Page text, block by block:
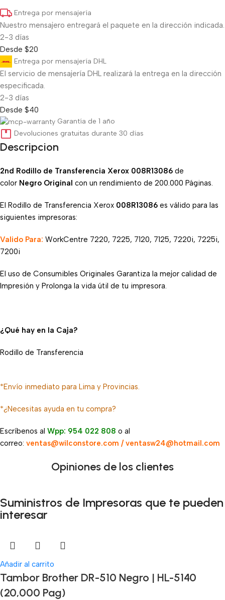
Entrega por mensajería
Nuestro mensajero entregará el paquete en la dirección indicada.
2-3 días
Desde $20
Entrega por mensajería DHL
El servicio de mensajería DHL realizará la entrega en la dirección
especificada.
2-3 días
Desde $40
Garantía de 1 año
Devoluciones gratuitas durante 30 días
Descripcion
2nd Rodillo de Transferencia Xerox 008R13086 de
color Negro Original con un rendimiento de 200.000 Páginas.
El Rodillo de Transferencia Xerox 008R13086 es válido para las
siguientes impresoras:
Valido Para: WorkCentre 7220, 7225, 7120, 7125, 7220i, 7225i,
7200i
El uso de Consumibles Originales Garantiza la mejor calidad de
Impresión y Prolonga la vida útil de tu impresora.
¿Qué hay en la Caja?
Rodillo de Transferencia
*Envío inmediato para Lima y Provincias.
*¿Necesitas ayuda en tu compra?
Escríbenos al Wpp: 954 022 808 o al
correo: ventas@wilconstore.com / ventasw24@hotmail.com
Opiniones de los clientes
Suministros de Impresoras que te pueden
interesar
Añadir al carrito
Tambor Brother DR-510 Negro | HL-5140
(20,000 Pag)